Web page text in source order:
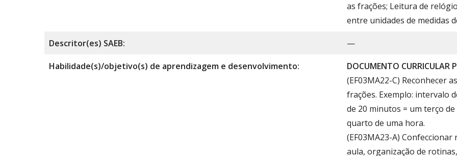
as frações; Leitura de
entre unidades de medidas
Descritor(es) SAEB: —
Habilidade(s)/objetivo(s) de aprendizagem e desenvolvimento:
DOCUMENTO CURRICULAR
(EF03MA22-C) Reconhecer
frações. Exemplo: intervalo
de 20 minutos = um terço
quarto de uma hora.
(EF03MA23-A)
aula, organização de